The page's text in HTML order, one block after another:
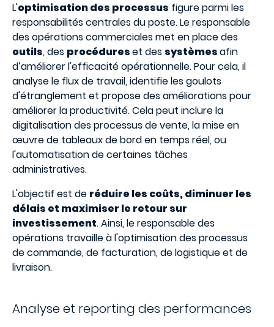
L'optimisation des processus figure parmi les
responsabilités centrales du poste. Le responsable
des opérations commerciales met en place des
outils, des procédureset des systèmesafin
d’améliorer l'efficacité opérationnelle. Pour cela, il
analyse le flux de travail, identifie les goulots
d'étranglement et propose des améliorations pour
améliorer la productivité. Cela peut inclure la
digitalisation des processus de vente, la mise en
œuvre de tableaux de bord en temps réel, ou
l'automatisation de certaines tâches
administratives.
L'objectif est de réduire les coûts, diminuer les
délais et maximiser le retour sur
investissement. Ainsi, le responsable des
opérations travaille à l'optimisation des processus
de commande, de facturation, de logistique et de
livraison.
Analyse et reporting des performances